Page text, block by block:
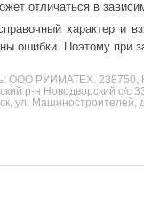
отличаться в
характер и
ошибки. Поэтому при
ООО РУИМАТЕХ.
р-н Новодворский с/с
ул. Машиностроителей,